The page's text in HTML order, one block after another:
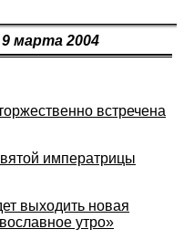
9 марта 2004
встречена
императрицы
выходить новая
утро»